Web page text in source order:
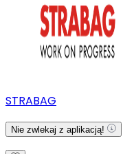
STRABAG
Nie zwlekaj z aplikacją!